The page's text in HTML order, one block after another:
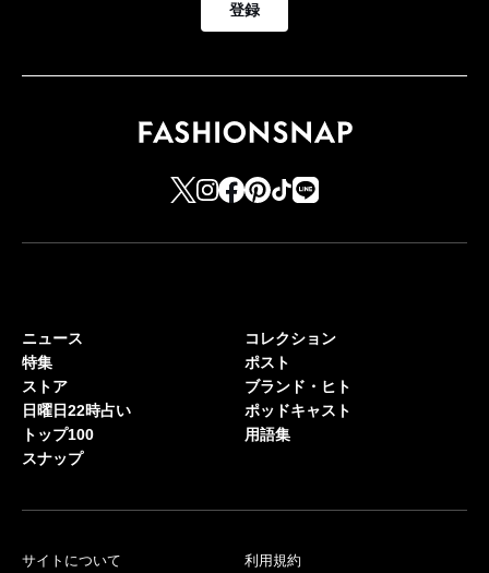
登録
ニュース
特集
ストア
日曜日22時占い
トップ100
スナップ
コレクション
ポスト
ブランド・ヒト
ポッドキャスト
用語集
サイトについて
利用規約